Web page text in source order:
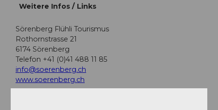
Weitere Infos / Links
Sörenberg Flühli Tourismus
Rothornstrasse 21
6174 Sörenberg
Telefon +41 (0)41 488 11 85
info@soerenberg.ch
www.soerenberg.ch